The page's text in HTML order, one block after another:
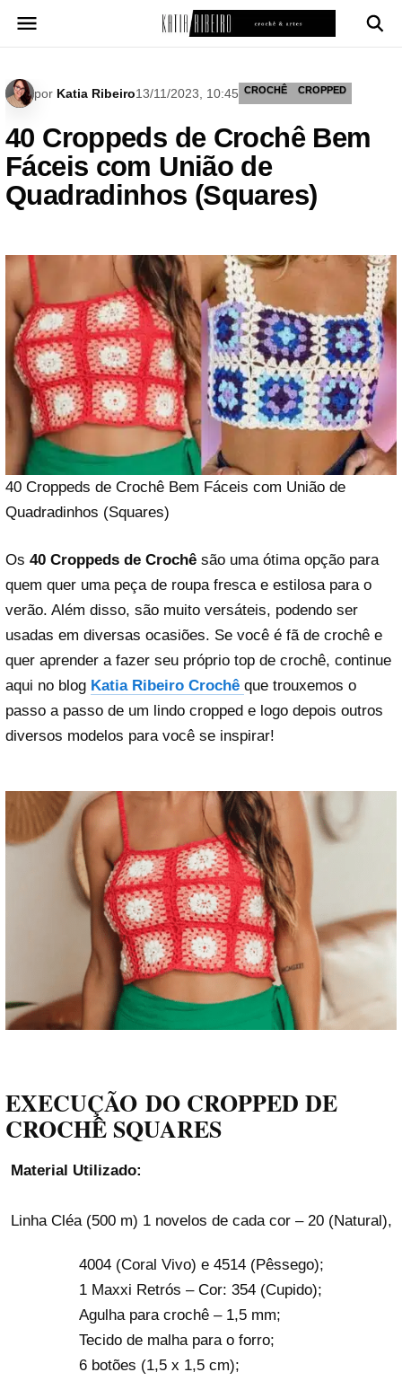
para
por Katia Ribeiro13/11/2023, 10:45 CROCHÊ CROPPED
40 Croppeds de Crochê Bem
Fáceis com União de
Quadradinhos (Squares)
40 Croppeds de Crochê Bem Fáceis com União de
Quadradinhos (Squares)
Os 40 Croppeds de Crochê são uma ótima opção para
quem quer uma peça de roupa fresca e estilosa para o
verão. Além disso, são muito versáteis, podendo ser
usadas em diversas ocasiões. Se você é fã de crochê e
quer aprender a fazer seu próprio top de crochê, continue
aqui no blog Katia Ribeiro Crochê que trouxemos o
passo a passo de um lindo cropped e logo depois outros
diversos modelos para você se inspirar!
EXECUÇÃO DO CROPPED DE
CROCHÊ SQUARES
Material Utilizado:
Linha Cléa (500 m) 1 novelos de cada cor – 20 (Natural),
4004 (Coral Vivo) e 4514 (Pêssego);
1 Maxxi Retrós – Cor: 354 (Cupido);
Agulha para crochê – 1,5 mm;
Tecido de malha para o forro;
6 botões (1,5 x 1,5 cm);